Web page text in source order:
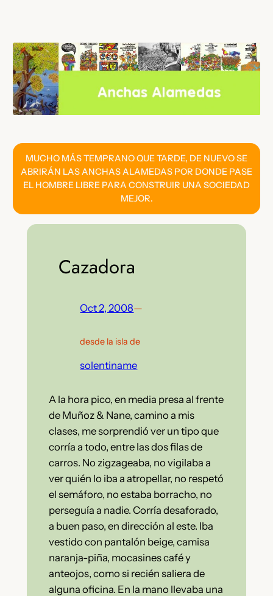
contenido
MUCHO MÁS TEMPRANO QUE TARDE, DE NUEVO SE
ABRIRÁN LAS ANCHAS ALAMEDAS POR DONDE PASE
EL HOMBRE LIBRE PARA CONSTRUIR UNA SOCIEDAD
MEJOR.
Cazadora
Oct 2, 2008—
desde la isla de
solentiname
A la hora pico, en media presa al frente
de Muñoz & Nane, camino a mis
clases, me sorprendió ver un tipo que
corría a todo, entre las dos filas de
carros. No zigzageaba, no vigilaba a
ver quién lo iba a atropellar, no respetó
el semáforo, no estaba borracho, no
perseguía a nadie. Corría desaforado,
a buen paso, en dirección al este. Iba
vestido con pantalón beige, camisa
naranja-piña, mocasines café y
anteojos, como si recién saliera de
alguna oficina. En la mano llevaba una